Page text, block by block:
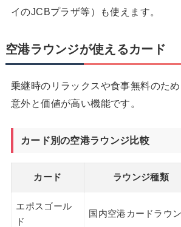
イのJCBプラザ等）も使えます。
空港ラウンジが使えるカード
乗継時のリラックスや食事無料のた
意外と価値が高い機能です。
カード別の空港ラウンジ比較
カード ラウンジ種類
エポスゴール
ド
国内空港カードラウ